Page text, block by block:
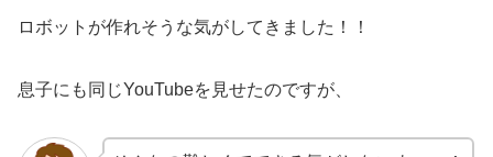
ロボットが作れそうな気がしてきました！！
息子にも同じYouTubeを見せたのですが、